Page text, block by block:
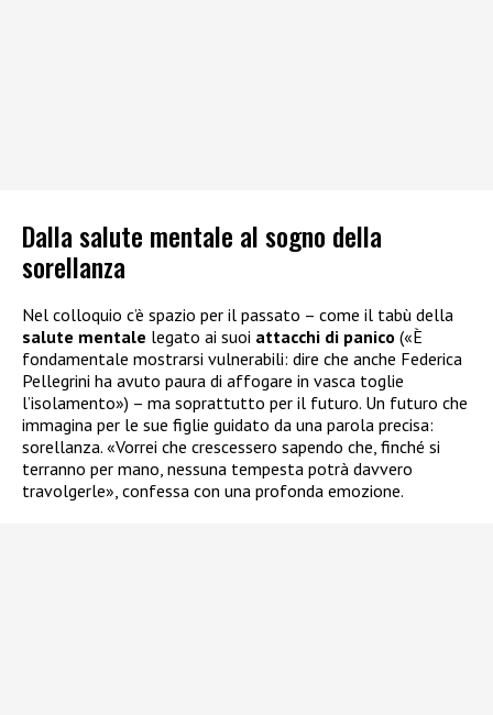
Dalla salute mentale al sogno della
sorellanza
Nel colloquio c’è spazio per il passato – come il tabù della
salute mentale legato ai suoi attacchi di panico («È
fondamentale mostrarsi vulnerabili: dire che anche Federica
Pellegrini ha avuto paura di affogare in vasca toglie
l’isolamento») – ma soprattutto per il futuro. Un futuro che
immagina per le sue figlie guidato da una parola precisa:
sorellanza. «Vorrei che crescessero sapendo che, finché si
terranno per mano, nessuna tempesta potrà davvero
travolgerle», confessa con una profonda emozione.